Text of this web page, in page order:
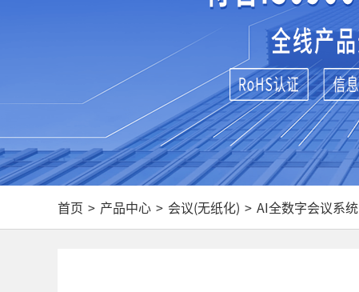
首页 > 产品中心 > 会议(无纸化) > AI全数字会议系统